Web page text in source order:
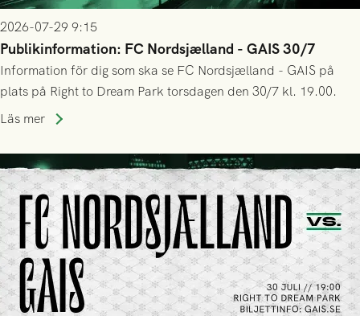
2026-07-29 9:15
Publikinformation: FC Nordsjælland - GAIS 30/7
Information för dig som ska se FC Nordsjælland - GAIS på
plats på Right to Dream Park torsdagen den 30/7 kl. 19.00.
Läs mer